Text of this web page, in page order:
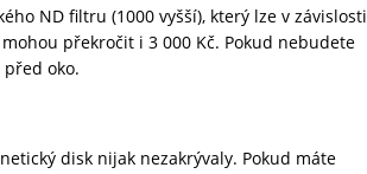
ND filtru (1000 vyšší), který lze v závislosti
překročit i 3 000 Kč. Pokud nebudete
oko.
disk nijak nezakrývaly. Pokud máte